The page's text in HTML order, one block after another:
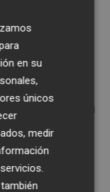
con
tras un
complica
a menos de
genera
del
en su
únicos
medir
también